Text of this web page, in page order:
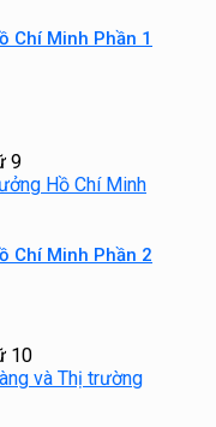
Chí Minh Phần 1
9
Chí Minh Phần 2
10